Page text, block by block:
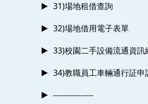
31)場地租借查詢
32)場地借用電子表單
33)校園二手設備流通資訊
34)教職員工車輛通行証申
----------------